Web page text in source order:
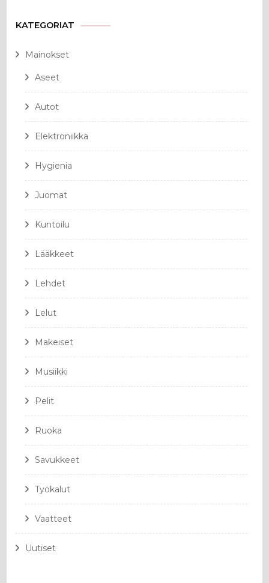
KATEGORIAT
Mainokset
Aseet
Autot
Elektroniikka
Hygienia
Juomat
Kuntoilu
Lääkkeet
Lehdet
Lelut
Makeiset
Musiikki
Pelit
Ruoka
Savukkeet
Työkalut
Vaatteet
Uutiset